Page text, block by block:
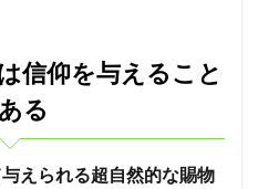
信仰を与えること
る
えられる超自然的な賜物
シュロ
支配
処罰
エサウ
サウル
自己の死
教会